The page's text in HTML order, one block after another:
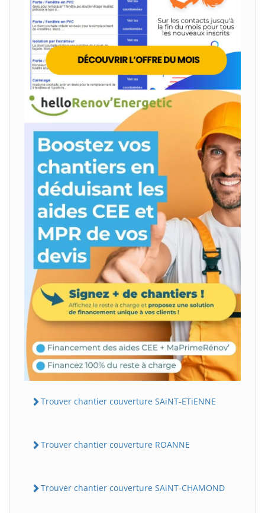
Trouver chantier couverture SAiNT-ETiENNE
Trouver chantier couverture ROANNE
Trouver chantier couverture SAiNT-CHAMOND